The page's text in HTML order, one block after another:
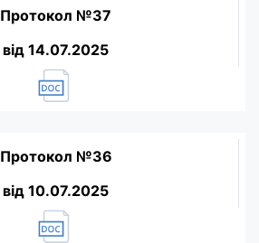
Протокол №37
від 14.07.2025
Протокол №36
від 10.07.2025